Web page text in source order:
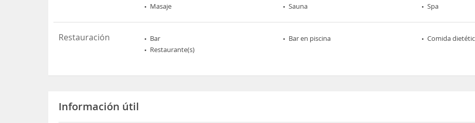
Masaje
Sauna Spa
Restauración Bar Bar en piscina
Comida
Restaurante(s)
Información útil